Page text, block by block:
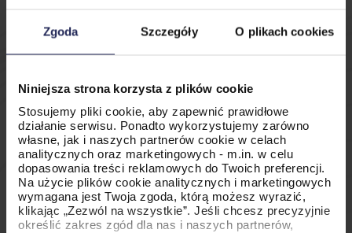
Zgoda Szczegóły O plikach cookies
Niniejsza strona korzysta z plików cookie
Stosujemy pliki cookie, aby zapewnić prawidłowe
działanie serwisu. Ponadto wykorzystujemy zarówno
własne, jak i naszych partnerów cookie w celach
analitycznych oraz marketingowych - m.in. w celu
dopasowania treści reklamowych do Twoich preferencji.
Na użycie plików cookie analitycznych i marketingowych
wymagana jest Twoja zgoda, którą możesz wyrazić,
klikając „Zezwól na wszystkie”. Jeśli chcesz precyzyjnie
określić zakres zgód dla nas i naszych partnerów,
przyciągając wyborców na poziomie
Personalizacja dla
Różnorodnych
Odbiorców
Współczesne kampanie polityczne